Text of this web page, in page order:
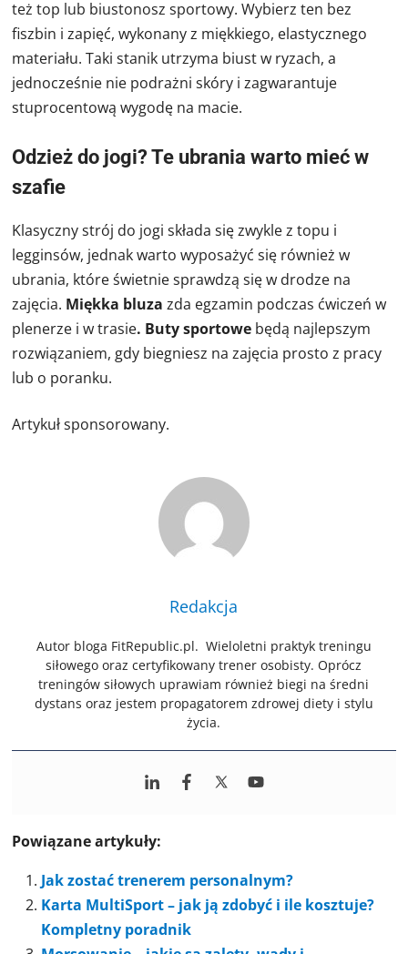
też top lub biustonosz sportowy. Wybierz ten bez
fiszbin i zapięć, wykonany z miękkiego, elastycznego
materiału. Taki stanik utrzyma biust w ryzach, a
jednocześnie nie podrażni skóry i zagwarantuje
stuprocentową wygodę na macie.
Odzież do jogi? Te ubrania warto mieć w
szafie
Klasyczny strój do jogi składa się zwykle z topu i
legginsów, jednak warto wyposażyć się również w
ubrania, które świetnie sprawdzą się w drodze na
zajęcia. Miękka bluza zda egzamin podczas ćwiczeń w
plenerze i w trasie. Buty sportowe będą najlepszym
rozwiązaniem, gdy biegniesz na zajęcia prosto z pracy
lub o poranku.
Artykuł sponsorowany.
Redakcja
Autor bloga FitRepublic.pl. Wieloletni praktyk treningu
siłowego oraz certyfikowany trener osobisty. Oprócz
treningów siłowych uprawiam również biegi na średni
dystans oraz jestem propagatorem zdrowej diety i stylu
życia.
Powiązane artykuły:
Jak zostać trenerem personalnym?
Karta MultiSport – jak ją zdobyć i ile kosztuje?
Kompletny poradnik